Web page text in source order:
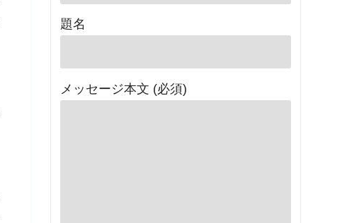
題名
メッセージ本文 (必須)